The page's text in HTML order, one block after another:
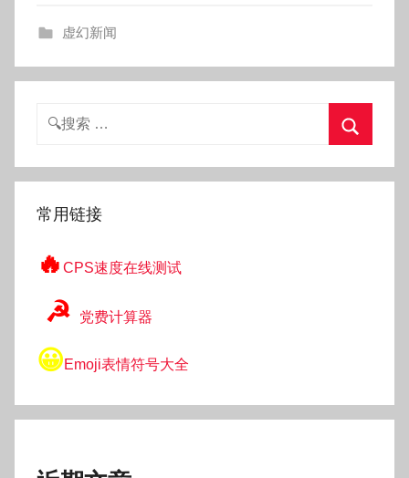
虚幻新闻
搜
索
常用链接
🔥 CPS速度在线测试
☭ 党费计算器
😀Emoji表情符号大全